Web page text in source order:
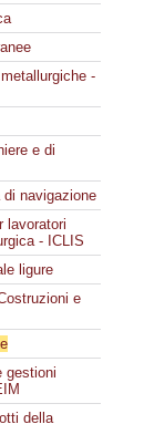
-
e di
di navigazione
lavoratori
- ICLIS
ligure
e
gestioni
della